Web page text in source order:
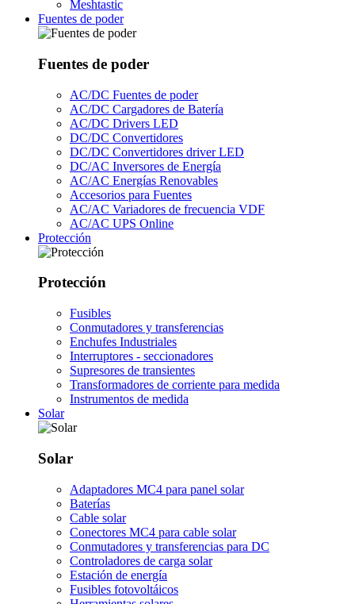
Meshtastic
Fuentes de poder
Fuentes de poder
AC/DC Fuentes de poder
AC/DC Cargadores de Batería
AC/DC Drivers LED
DC/DC Convertidores
DC/DC Convertidores driver LED
DC/AC Inversores de Energía
AC/AC Energías Renovables
Accesorios para Fuentes
AC/AC Variadores de frecuencia VDF
AC/AC UPS Online
Protección
Protección
Fusibles
Conmutadores y transferencias
Enchufes Industriales
Interruptores - seccionadores
Supresores de transientes
Transformadores de corriente para medida
Instrumentos de medida
Solar
Solar
Adaptadores MC4 para panel solar
Baterías
Cable solar
Conectores MC4 para cable solar
Conmutadores y transferencias para DC
Controladores de carga solar
Estación de energía
Fusibles fotovoltáicos